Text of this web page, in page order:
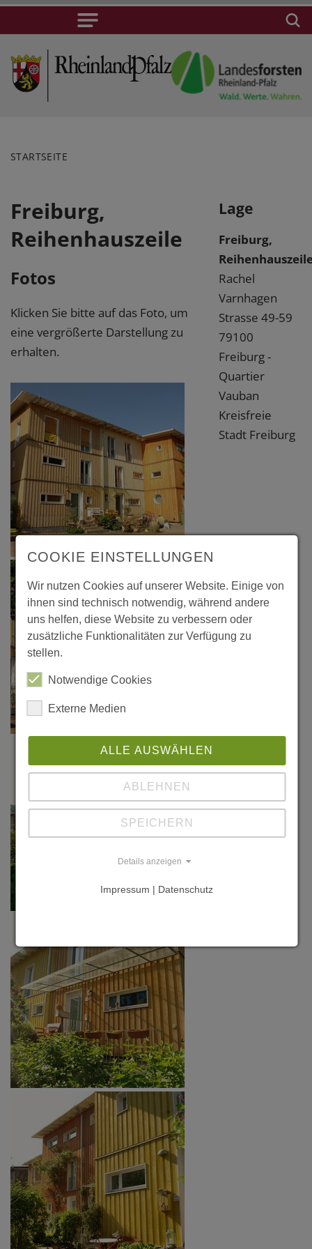
STARTSEITE
Freiburg,
Reihenhauszeile
Fotos
Klicken Sie bitte auf das Foto, um
eine vergrößerte Darstellung zu
erhalten.
Lage
Freiburg,
Rachel
Varnhagen
Strasse 49-59
79100
Freiburg -
Quartier
Vauban
Kreisfreie
Stadt Freiburg
COOKIE EINSTELLUNGEN
Wir nutzen Cookies auf unserer Website. Einige von
ihnen sind technisch notwendig, während andere
uns helfen, diese Website zu verbessern oder
zusätzliche Funktionalitäten zur Verfügung zu
stellen.
Notwendige Cookies
Externe Medien
ALLE AUSWÄHLEN
ABLEHNEN
SPEICHERN
Details anzeigen
Impressum | Datenschutz